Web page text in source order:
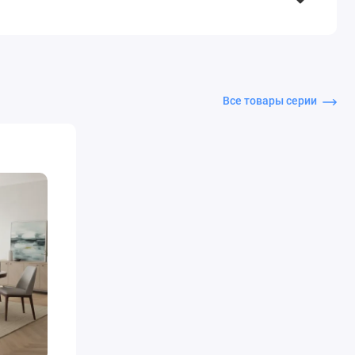
Все товары серии